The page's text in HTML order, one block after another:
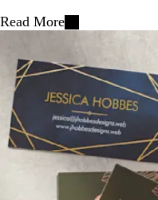
Read More